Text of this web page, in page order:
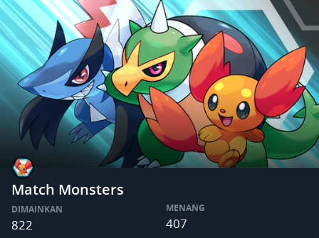
Match Monsters
DIMAINKAN
822
MENANG
407